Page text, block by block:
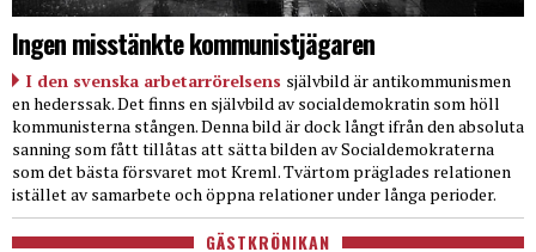
Ingen misstänkte kommunistjägaren
I den svenska arbetarrörelsens självbild är antikommunismen
en hederssak. Det finns en självbild av socialdemokratin som höll
kommunisterna stången. Denna bild är dock långt ifrån den absoluta
sanning som fått tillåtas att sätta bilden av Socialdemokraterna
som det bästa försvaret mot Kreml. Tvärtom präglades relationen
istället av samarbete och öppna relationer under långa perioder.
GÄSTKRÖNIKAN